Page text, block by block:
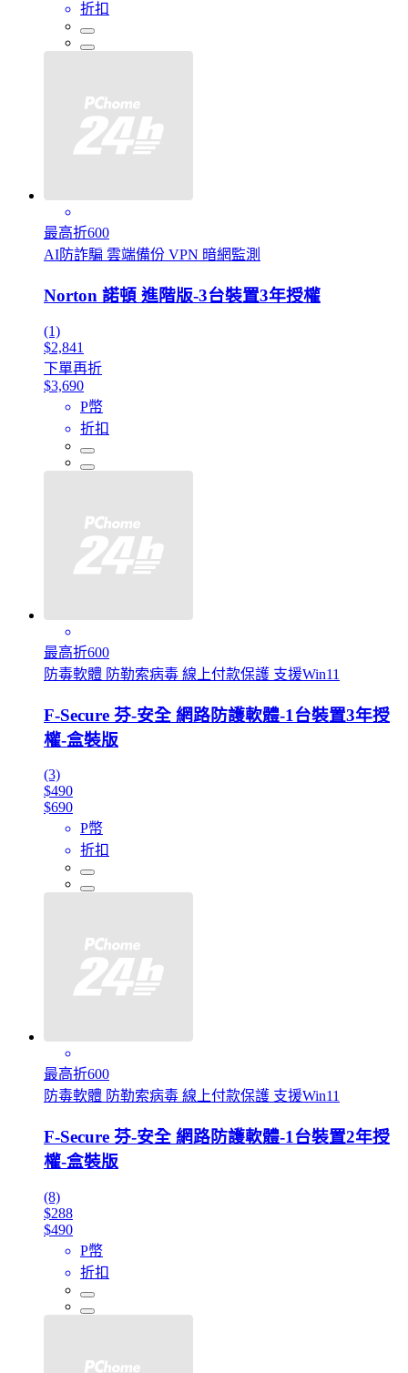
折扣
最高折600
AI防詐騙 雲端備份 VPN 暗網監測
Norton 諾頓 進階版-3台裝置3年授權
(1)
$2,841
下單再折
$3,690
P幣
折扣
最高折600
防毒軟體 防勒索病毒 線上付款保護 支援Win11
F-Secure 芬-安全 網路防護軟體-1台裝置3年授
權-盒裝版
(3)
$490
$690
P幣
折扣
最高折600
防毒軟體 防勒索病毒 線上付款保護 支援Win11
F-Secure 芬-安全 網路防護軟體-1台裝置2年授
權-盒裝版
(8)
$288
$490
P幣
折扣